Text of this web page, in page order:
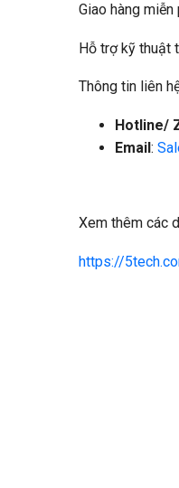
Giao hàng
Hỗ trợ kỹ thuật
Thông tin liên
Hotline/
Email:
Xem thêm các
https://